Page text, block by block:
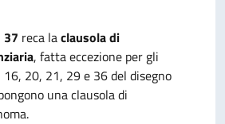
reca laclausola di
, fatta eccezione per gli
20, 21, 29 e 36 del disegno
una clausola di